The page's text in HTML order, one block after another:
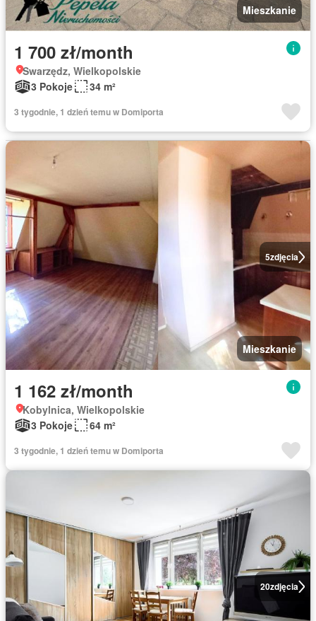
Mieszkanie
1 700 zł/month
Swarzędz, Wielkopolskie
3 Pokoje
34 m²
3 tygodnie, 1 dzień temu w Domiporta
5zdjęcia
Mieszkanie
1 162 zł/month
Kobylnica, Wielkopolskie
3 Pokoje
64 m²
3 tygodnie, 1 dzień temu w Domiporta
20zdjęcia